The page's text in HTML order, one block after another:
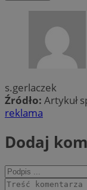
s.gerlaczek
Źródło: Artykuł
reklama
Dodaj